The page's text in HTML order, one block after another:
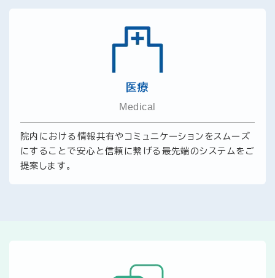
医療
Medical
院内における情報共有やコミュニケーションをスムーズ
にすることで安心と信頼に繋げる最先端のシステムをご
提案します。